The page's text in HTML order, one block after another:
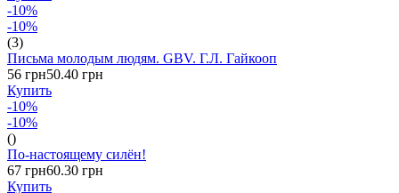
-10%
-10%
(3)
Письма молодым людям. GBV. Г.Л. Гайкооп
56 грн50.40 грн
Купить
-10%
-10%
()
По-настоящему силён!
67 грн60.30 грн
Купить